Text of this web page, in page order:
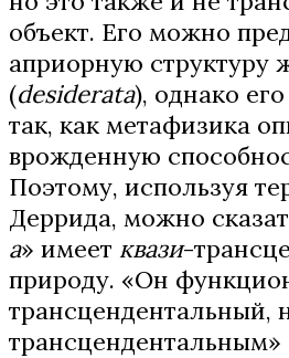
объект. Его можно
априорную структуру
(desiderata), однако
так, как метафизика
врожденную
Поэтому, используя
Деррида, можно
а» имеет квази-
природу. «Он
трансцендентальный,
трансцендентальным»